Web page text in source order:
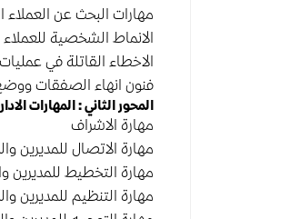
مهارات البحث عن العملاء
الانماط الشخصية
الاخطاء القاتلة في
فنون انهاء الصفقات
المحور الثاني : المهارات
مهارة الاشراف
مهارة الاتصال للمديرين
مهارة التخطيط للمديرين
مهارة التنظيم للمديرين